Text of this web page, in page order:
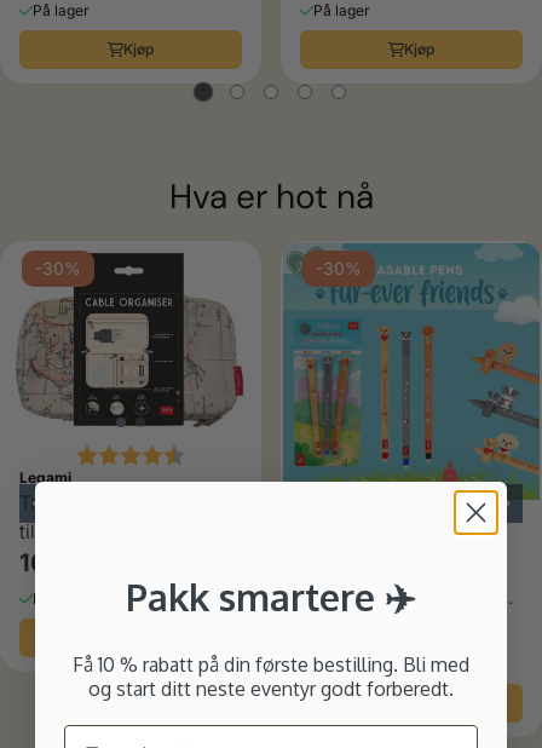
På lager
Kjøp
På lager
Kjøp
Hva er hot nå
-30%
Karakter: 4.3 av 5 mulige
Legami
Travel Etui ladekabler +
tilbehør
160,-
På lager
-30%
Kryssordpenn Limited
På lager
Pakk smartere ✈️
Få 10 % rabatt på din første bestilling. Bli med
og start ditt neste eventyr godt forberedt.
Email